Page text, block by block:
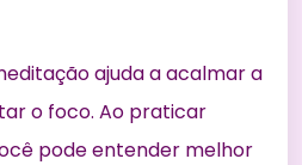
ajuda a acalmar a
o foco. Ao praticar
pode entender melhor